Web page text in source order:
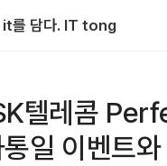
it를 담다. IT tong
텔레콤
일 이벤트와